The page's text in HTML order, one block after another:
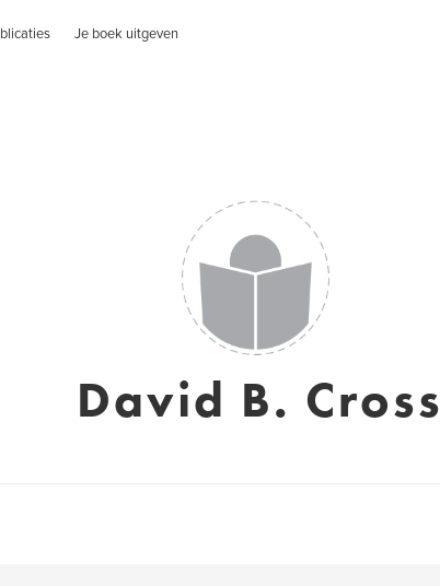
Je boek uitgeven
David B. Cross